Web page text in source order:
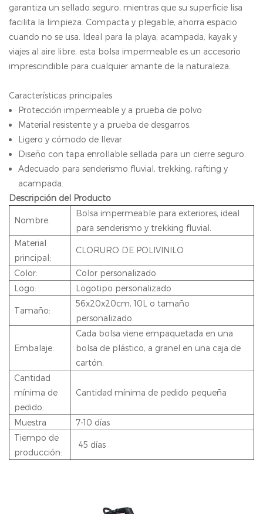
garantiza un sellado seguro, mientras que su superficie lisa
facilita la limpieza. Compacta y plegable, ahorra espacio
cuando no se usa. Ideal para la playa, acampada, kayak y
viajes al aire libre, esta bolsa impermeable es un accesorio
imprescindible para cualquier amante de la naturaleza.
Características principales
Protección impermeable y a prueba de polvo
Material resistente y a prueba de desgarros.
Ligero y cómodo de llevar
Diseño con tapa enrollable sellada para un cierre seguro.
Adecuado para senderismo fluvial, trekking, rafting y
acampada.
Descripción del Producto
Nombre:
Bolsa impermeable para exteriores, ideal
para senderismo y trekking fluvial.
Material
principal:
CLORURO DE POLIVINILO
Color:
Color personalizado
Logo:
Logotipo personalizado
Tamaño:
56x20x20cm, 10L o tamaño
personalizado.
Embalaje:
Cada bolsa viene empaquetada en una
bolsa de plástico, a granel en una caja de
cartón.
Cantidad
mínima de
pedido:
Cantidad mínima de pedido pequeña
Muestra
7-10 días
Tiempo de
producción:
45 días